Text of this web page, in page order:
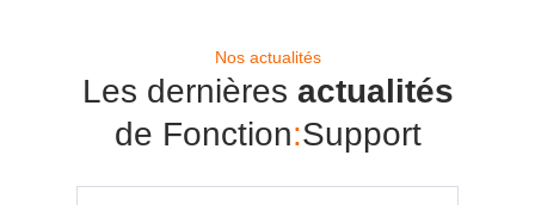
Nos actualités
Les dernières actualités
de Fonction:Support